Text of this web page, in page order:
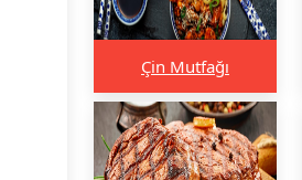
Çin Mutfağı